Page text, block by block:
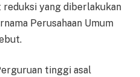
yang diberlakukan
Perusahaan Umum
tinggi asal